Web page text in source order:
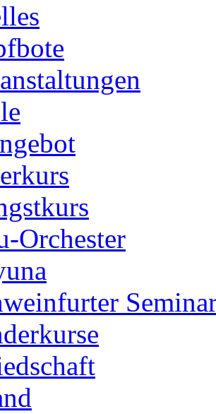
Orchester